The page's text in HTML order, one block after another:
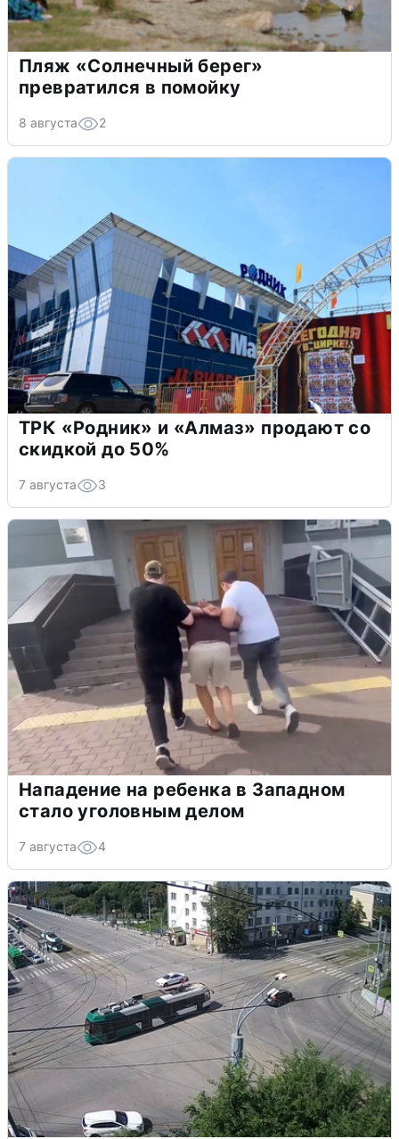
Пляж «Солнечный берег»
превратился в помойку
8 августа 2
ТРК «Родник» и «Алмаз» продают со
скидкой до 50%
7 августа 3
Нападение на ребенка в Западном
стало уголовным делом
7 августа 4